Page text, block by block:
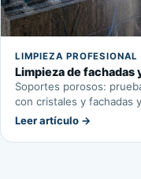
LIMPIEZA PROFESIONAL
Limpieza de fachadas
Soportes porosos:
con cristales y fachadas
Leer artículo →